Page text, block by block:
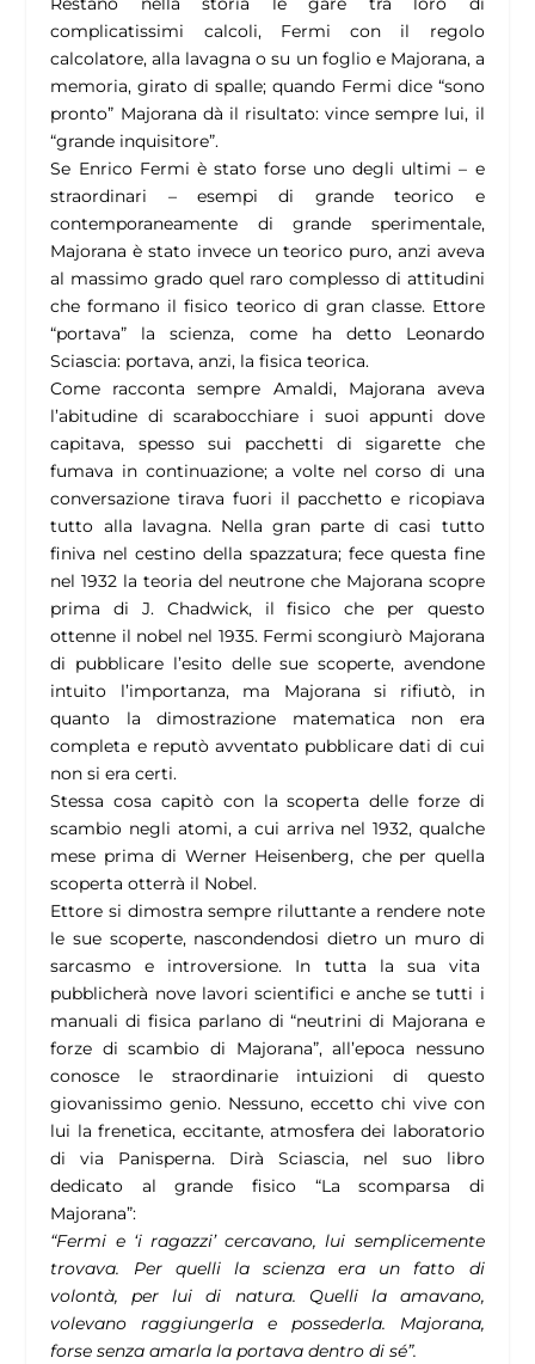
complicatissimi calcoli, Fermi con il regolo
calcolatore, alla lavagna o su un foglio e Majorana, a
memoria, girato di spalle; quando Fermi dice “sono
pronto” Majorana dà il risultato: vince sempre lui, il
“grande inquisitore”.
Se Enrico Fermi è stato forse uno degli ultimi – e
straordinari – esempi di grande teorico e
contemporaneamente di grande sperimentale,
Majorana è stato invece un teorico puro, anzi aveva
al massimo grado quel raro complesso di attitudini
che formano il fisico teorico di gran classe. Ettore
“portava” la scienza, come ha detto Leonardo
Sciascia: portava, anzi, la fisica teorica.
Come racconta sempre Amaldi, Majorana aveva
l’abitudine di scarabocchiare i suoi appunti dove
capitava, spesso sui pacchetti di sigarette che
fumava in continuazione; a volte nel corso di una
conversazione tirava fuori il pacchetto e ricopiava
tutto alla lavagna. Nella gran parte di casi tutto
finiva nel cestino della spazzatura; fece questa fine
nel 1932 la teoria del neutrone che Majorana scopre
prima di J. Chadwick, il fisico che per questo
ottenne il nobel nel 1935. Fermi scongiurò Majorana
di pubblicare l’esito delle sue scoperte, avendone
intuito l’importanza, ma Majorana si rifiutò, in
quanto la dimostrazione matematica non era
completa e reputò avventato pubblicare dati di cui
non si era certi.
Stessa cosa capitò con la scoperta delle forze di
scambio negli atomi, a cui arriva nel 1932, qualche
mese prima di Werner Heisenberg, che per quella
scoperta otterrà il Nobel.
Ettore si dimostra sempre riluttante a rendere note
le sue scoperte, nascondendosi dietro un muro di
sarcasmo e introversione. In tutta la sua vita
pubblicherà nove lavori scientifici e anche se tutti i
manuali di fisica parlano di “neutrini di Majorana e
forze di scambio di Majorana”, all’epoca nessuno
conosce le straordinarie intuizioni di questo
giovanissimo genio. Nessuno, eccetto chi vive con
lui la frenetica, eccitante, atmosfera dei laboratorio
di via Panisperna. Dirà Sciascia, nel suo libro
dedicato al grande fisico “La scomparsa di
Majorana”:
“Fermi e ‘i ragazzi’ cercavano, lui semplicemente
trovava. Per quelli la scienza era un fatto di
volontà, per lui di natura. Quelli la amavano,
volevano raggiungerla e possederla. Majorana,
forse senza amarla la portava dentro di sé”.